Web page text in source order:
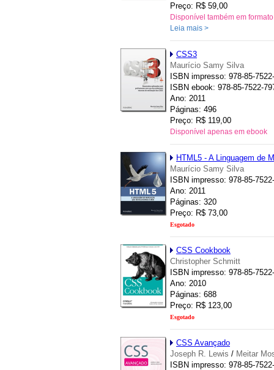
Preço: R$ 59,00
Disponível também em
Leia mais >
CSS3
Maurício Samy Silva
ISBN impresso: 978-85-
ISBN ebook: 978-85-7522-
Ano: 2011
Páginas: 496
Preço: R$ 119,00
Disponível apenas em ebook
HTML5 - A Linguagem de
Maurício Samy Silva
ISBN impresso: 978-85-
Ano: 2011
Páginas: 320
Preço: R$ 73,00
Esgotado
CSS Cookbook
Christopher Schmitt
ISBN impresso: 978-85-
Ano: 2010
Páginas: 688
Preço: R$ 123,00
Esgotado
CSS Avançado
Joseph R. Lewis / Meitar
ISBN impresso: 978-85-